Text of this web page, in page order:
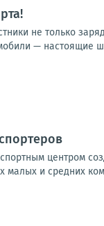
не только
— настоящие
центром
малых и средних